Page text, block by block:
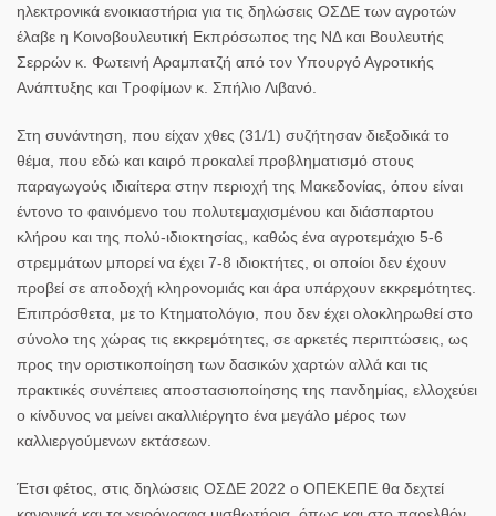
ηλεκτρονικά ενοικιαστήρια για τις δηλώσεις ΟΣΔΕ των αγροτών
έλαβε η Κοινοβουλευτική Εκπρόσωπος της ΝΔ και Βουλευτής
Σερρών κ. Φωτεινή Αραμπατζή από τον Υπουργό Αγροτικής
Ανάπτυξης και Τροφίμων κ. Σπήλιο Λιβανό
Στη συνάντηση, που είχαν χθες (31/1) συζήτησαν διεξοδικά το
θέμα, που εδώ και καιρό προκαλεί προβληματισμό στους
παραγωγούς ιδιαίτερα στην περιοχή της Μακεδονίας, όπου είναι
έντονο το φαινόμενο του πολυτεμαχισμένου και διάσπαρτου
κλήρου και της πολύ-ιδιοκτησίας, καθώς ένα αγροτεμάχιο 5-6
στρεμμάτων μπορεί να έχει 7-8 ιδιοκτήτες, οι οποίοι δεν έχουν
προβεί σε αποδοχή κληρονομιάς και άρα υπάρχουν εκκρεμότητες.
Επιπρόσθετα, με το Κτηματολόγιο, που δεν έχει ολοκληρωθεί στο
σύνολο της χώρας τις εκκρεμότητες, σε αρκετές περιπτώσεις, ως
προς την οριστικοποίηση των δασικών χαρτών αλλά και τις
πρακτικές συνέπειες αποστασιοποίησης της πανδημίας, ελλοχεύει
ο κίνδυνος να μείνει ακαλλιέργητο ένα μεγάλο μέρος των
καλλιεργούμενων εκτάσεων.
Έτσι φέτος, στις δηλώσεις ΟΣΔΕ 2022 ο ΟΠΕΚΕΠΕ θα δεχτεί